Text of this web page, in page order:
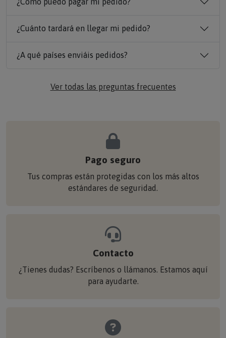
¿Cuánto tardará en llegar mi pedido?
¿A qué países enviáis pedidos?
Ver todas las preguntas frecuentes
Pago seguro
Tus compras están protegidas con los más altos
estándares de seguridad.
Contacto
¿Tienes dudas? Escríbenos o llámanos. Estamos aquí
para ayudarte.